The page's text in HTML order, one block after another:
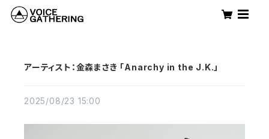
アーティスト：金森まさき 「Anarchy in the J.K.」
2025/08/23 15:00